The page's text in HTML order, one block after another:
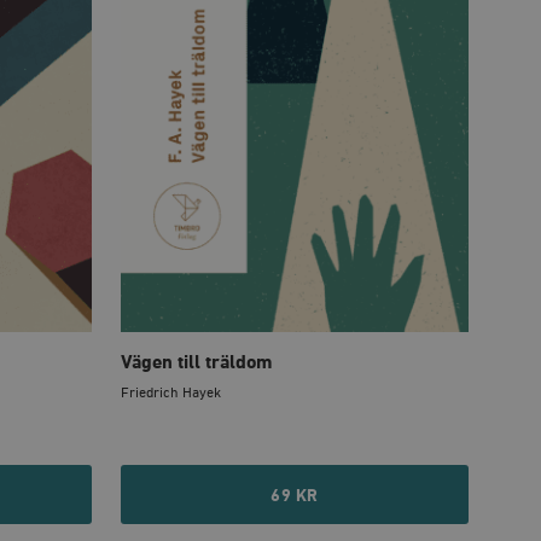
Vägen till träldom
Friedrich Hayek
69 KR